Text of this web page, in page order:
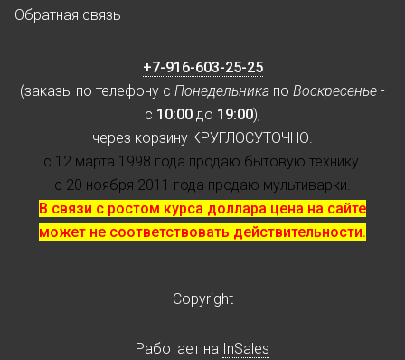
Обратная связь
+7-916-603-25-25
(заказы по телефону с Понедельника по Воскресенье -
с 10:00 до 19:00),
через корзину КРУГЛОСУТОЧНО.
с 12 марта 1998 года продаю бытовую технику.
с 20 ноября 2011 года продаю мультиварки.
В связи с ростом курса доллара цена на сайте
может не соответствовать действительности.
Copyright
Работает на InSales